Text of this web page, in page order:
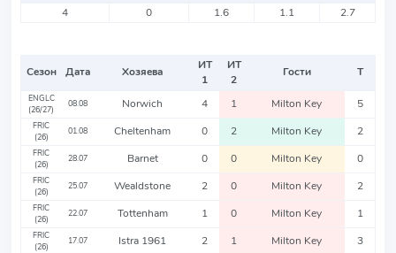
4
0 1.6 1.1 2.7
Сезон Дата Хозяева
ИТ
1
ИТ
2
Гости Т
ENGLC
(26/27)
08.08 Norwich 4 1 Milton Key 5
FRIC
(26)
01.08 Cheltenham 0 2 Milton Key 2
FRIC
(26)
28.07 Barnet 0 0 Milton Key 0
FRIC
(26)
25.07 Wealdstone 2 0 Milton Key 2
FRIC
(26)
22.07 Tottenham 1 0 Milton Key 1
FRIC
(26)
17.07 Istra 1961 2 1 Milton Key 3